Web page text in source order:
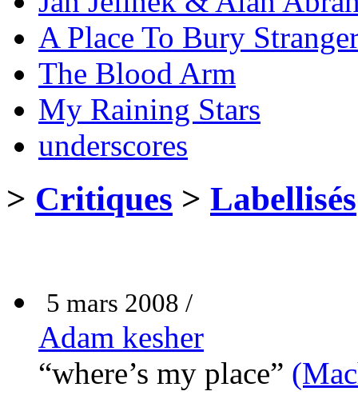
A Place To Bury
The Blood Arm
My Raining Stars
underscores
> Critiques > Labellisés
5 mars 2008 /
Adam kesher
“where’s my place”